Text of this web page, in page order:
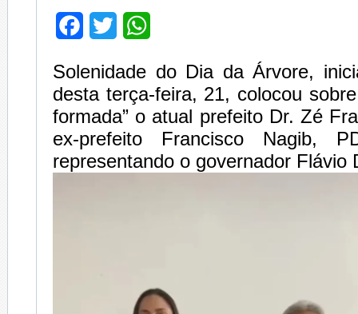
Facebook
Twitter
Solenidade do Dia da Árvore,
desta terça-feira, 21, colocou
formada” o atual prefeito Dr. Zé
ex-prefeito Francisco Nagib,
representando o governador Flávio